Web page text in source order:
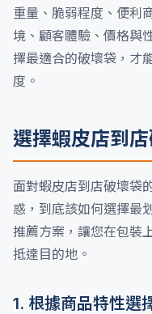
重量、脆弱程度、便利
境、顧客體驗、價格與
擇最適合的破壞袋，才
度。
選擇蝦皮店到
面對蝦皮店到店破壞袋
惑，到底該如何選擇最
推薦方案，讓您在包裝
抵達目的地。
1. 根據商品特性選